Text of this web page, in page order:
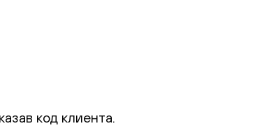
код клиента.